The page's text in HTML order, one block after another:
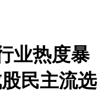
业热度暴
民主流选